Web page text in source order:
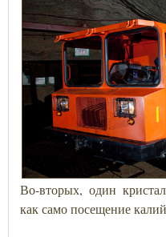
Во-вторых, один
как само посещение